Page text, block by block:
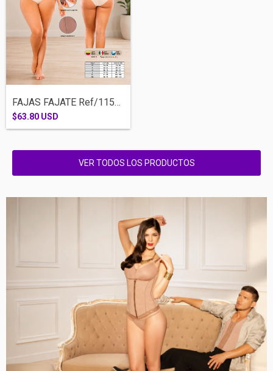
FAJAS FAJATE Ref/11508-CINTURILLA BROCHE...
$63.80 USD
VER TODOS LOS PRODUCTOS